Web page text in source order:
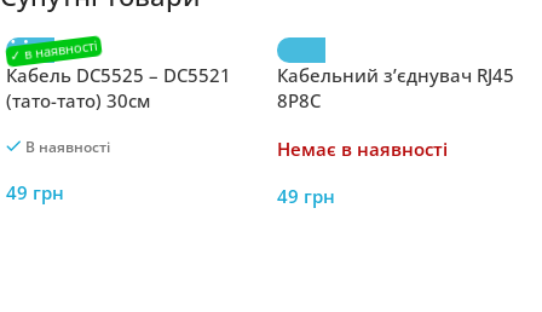
Кабель DC5525 – DC5521
(тато-тато) 30см
В наявності
49 грн
Кабельний з’єднувач RJ45
8P8C
Немає в наявності
49 грн